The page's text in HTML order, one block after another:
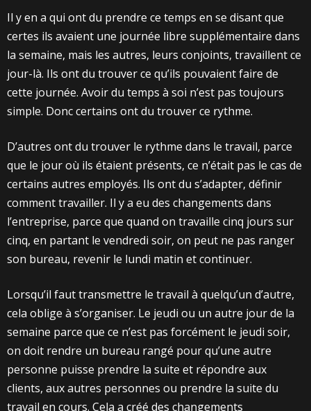
Il y en a qui ont du prendre ce temps en se disant que
certes ils avaient une journée libre supplémentaire dans
la semaine, mais les autres, leurs conjoints, travaillent ce
jour-là. Ils ont du trouver ce qu’ils pouvaient faire de
cette journée. Avoir du temps à soi n’est pas toujours
simple. Donc certains ont du trouver ce rythme.
D’autres ont du trouver le rythme dans le travail, parce
que le jour où ils étaient présents, ce n’était pas le cas de
certains autres employés. Ils ont du s’adapter, définir
comment travailler. Il y a eu des changements dans
l’entreprise, parce que quand on travaille cinq jours sur
cinq, en partant le vendredi soir, on peut ne pas ranger
son bureau, revenir le lundi matin et continuer.
Lorsqu’il faut transmettre le travail à quelqu’un d’autre,
cela oblige à s’organiser. Le jeudi ou un autre jour de la
semaine parce que ce n’est pas forcément le jeudi soir,
on doit rendre un bureau rangé pour qu’une autre
personne puisse prendre la suite et répondre aux
clients, aux autres personnes ou prendre la suite du
travail en cours. Cela a créé des changements